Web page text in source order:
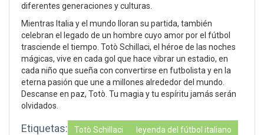
diferentes generaciones y culturas.
Mientras Italia y el mundo lloran su partida, también
celebran el legado de un hombre cuyo amor por el fútbol
trasciende el tiempo. Totò Schillaci, el héroe de las noches
mágicas, vive en cada gol que hace vibrar un estadio, en
cada niño que sueña con convertirse en futbolista y en la
eterna pasión que une a millones alrededor del mundo.
Descanse en paz, Totò. Tu magia y tu espíritu jamás serán
olvidados.
Etiquetas: Totò Schillaci leyenda del fútbol italiano